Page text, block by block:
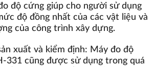
độ cứng giúp cho người sử dụng
độ đồng nhất của các vật liệu và
của công trình xây dựng.
xuất và kiểm định: Máy đo độ
331 cũng được sử dụng trong quá